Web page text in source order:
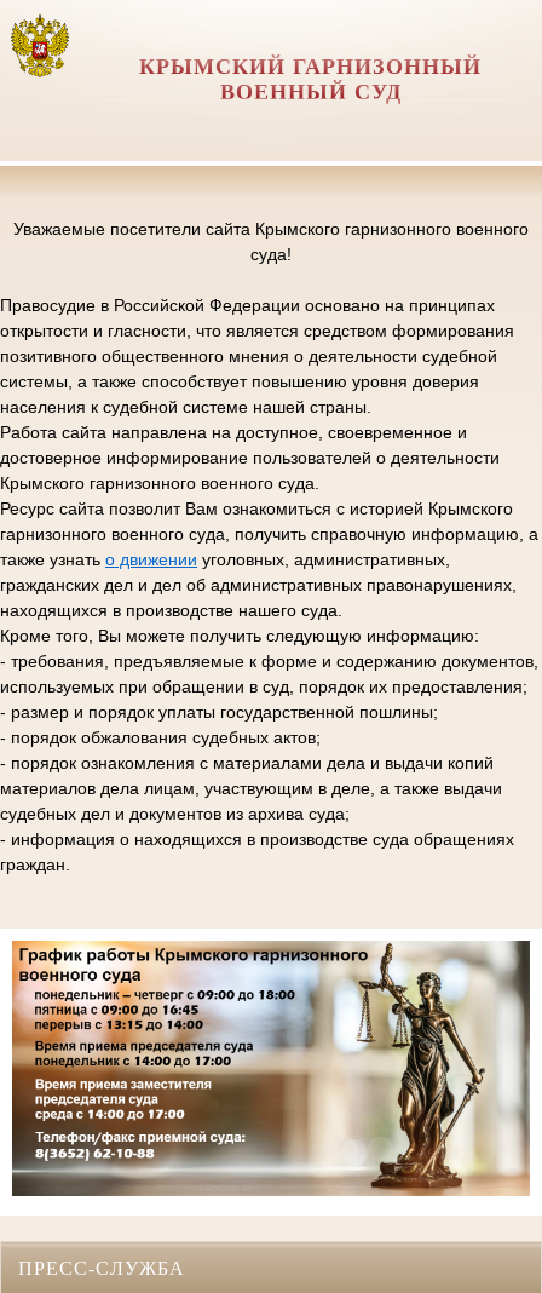
КРЫМСКИЙ ГАРНИЗОННЫЙ
ВОЕННЫЙ СУД
Уважаемые посетители сайта Крымского гарнизонного военного
суда!
Правосудие в Российской Федерации основано на принципах
открытости и гласности, что является средством формирования
позитивного общественного мнения о деятельности судебной
системы, а также способствует повышению уровня доверия
населения к судебной системе нашей страны.
Работа сайта направлена на доступное, своевременное и
достоверное информирование пользователей о деятельности
Крымского гарнизонного военного суда.
Ресурс сайта позволит Вам ознакомиться с историей Крымского
гарнизонного военного суда, получить справочную информацию, а
также узнать о движении уголовных, административных,
гражданских дел и дел об административных правонарушениях,
находящихся в производстве нашего суда.
Кроме того, Вы можете получить следующую информацию:
- требования, предъявляемые к форме и содержанию документов,
используемых при обращении в суд, порядок их предоставления;
- размер и порядок уплаты государственной пошлины;
- порядок обжалования судебных актов;
- порядок ознакомления с материалами дела и выдачи копий
материалов дела лицам, участвующим в деле, а также выдачи
судебных дел и документов из архива суда;
- информация о находящихся в производстве суда обращениях
граждан.
ПРЕСС-СЛУЖБА